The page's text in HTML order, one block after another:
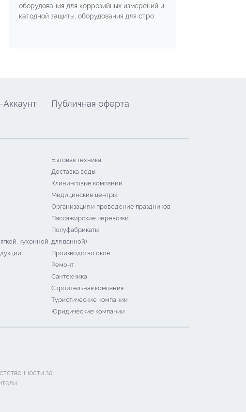
оборудования для коррозийных измерений и
катодной защиты, оборудования для стро
Публичная оферта
Бытовая техника
Доставка воды
Клининговые компании
Медицинские центры
Организация и проведение праздников
Пассажирские перевозки
Полуфабрикаты
кухонной, для ванной)
Производство окон
Ремонт
Сантехника
Строительная компания
Туристические компании
Юридические компании
за